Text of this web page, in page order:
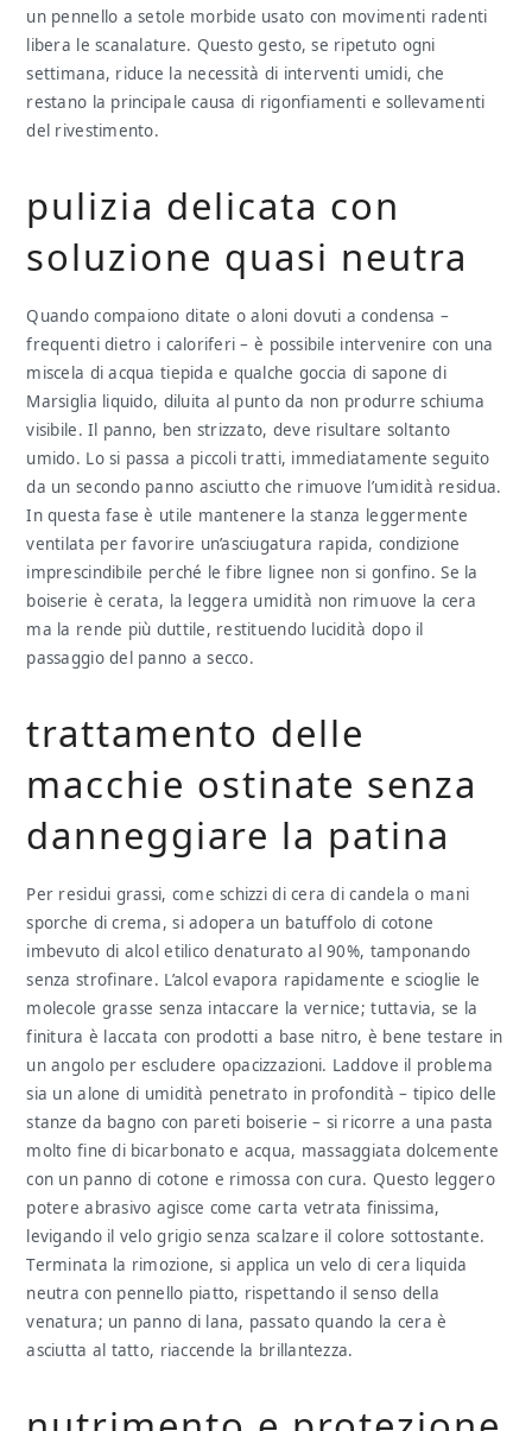
un pennello a setole morbide usato con movimenti radenti
libera le scanalature. Questo gesto, se ripetuto ogni
settimana, riduce la necessità di interventi umidi, che
restano la principale causa di rigonfiamenti e sollevamenti
del rivestimento.
pulizia delicata con
soluzione quasi neutra
Quando compaiono ditate o aloni dovuti a condensa –
frequenti dietro i caloriferi – è possibile intervenire con una
miscela di acqua tiepida e qualche goccia di sapone di
Marsiglia liquido, diluita al punto da non produrre schiuma
visibile. Il panno, ben strizzato, deve risultare soltanto
umido. Lo si passa a piccoli tratti, immediatamente seguito
da un secondo panno asciutto che rimuove l’umidità residua.
In questa fase è utile mantenere la stanza leggermente
ventilata per favorire un’asciugatura rapida, condizione
imprescindibile perché le fibre lignee non si gonfino. Se la
boiserie è cerata, la leggera umidità non rimuove la cera
ma la rende più duttile, restituendo lucidità dopo il
passaggio del panno a secco.
trattamento delle
macchie ostinate senza
danneggiare la patina
Per residui grassi, come schizzi di cera di candela o mani
sporche di crema, si adopera un batuffolo di cotone
imbevuto di alcol etilico denaturato al 90%, tamponando
senza strofinare. L’alcol evapora rapidamente e scioglie le
molecole grasse senza intaccare la vernice; tuttavia, se la
finitura è laccata con prodotti a base nitro, è bene testare in
un angolo per escludere opacizzazioni. Laddove il problema
sia un alone di umidità penetrato in profondità – tipico delle
stanze da bagno con pareti boiserie – si ricorre a una pasta
molto fine di bicarbonato e acqua, massaggiata dolcemente
con un panno di cotone e rimossa con cura. Questo leggero
potere abrasivo agisce come carta vetrata finissima,
levigando il velo grigio senza scalzare il colore sottostante.
Terminata la rimozione, si applica un velo di cera liquida
neutra con pennello piatto, rispettando il senso della
venatura; un panno di lana, passato quando la cera è
asciutta al tatto, riaccende la brillantezza.